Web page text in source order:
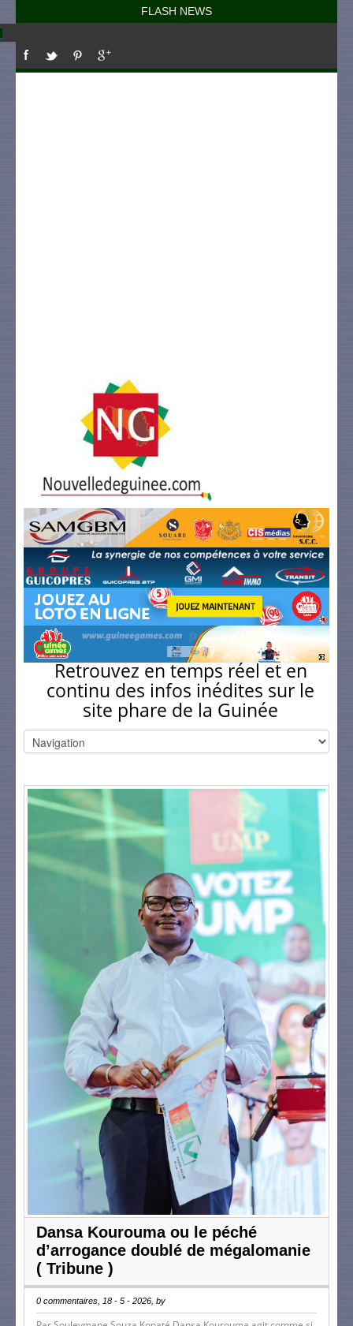
FLASH NEWS
Retrouvez en temps réel et en
continu des infos inédites sur le
site phare de la Guinée
Dansa Kourouma ou le péché
d’arrogance doublé de mégalomanie
( Tribune )
0 commentaires, 18 - 5 - 2026, by